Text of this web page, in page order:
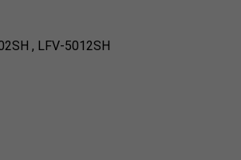
, LFV-5012SH